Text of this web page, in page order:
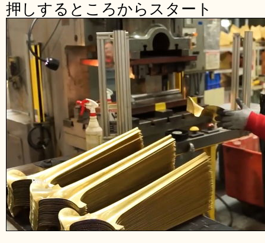
押しするところからスタート